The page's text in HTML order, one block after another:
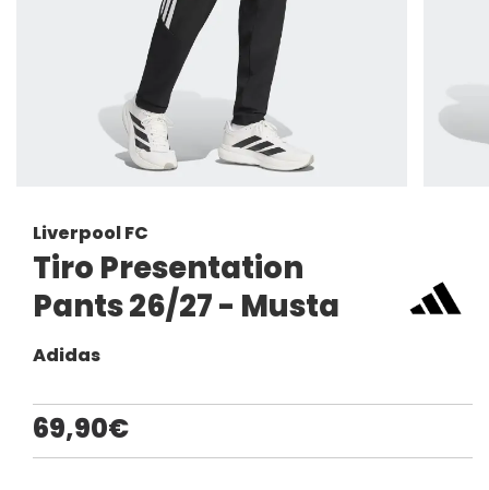
Liverpool FC
Tiro Presentation
Pants 26/27 - Musta
Adidas
69,90€